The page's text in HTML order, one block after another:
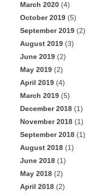
March 2020 (4)
October 2019 (5)
September 2019 (2)
August 2019 (3)
June 2019 (2)
May 2019 (2)
April 2019 (4)
March 2019 (5)
December 2018 (1)
November 2018 (1)
September 2018 (1)
August 2018 (1)
June 2018 (1)
May 2018 (2)
April 2018 (2)